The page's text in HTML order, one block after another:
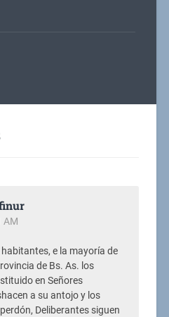
AM
e la mayoría de
de Bs. As. los
en Señores
a su antojo y los
Deliberantes siguen